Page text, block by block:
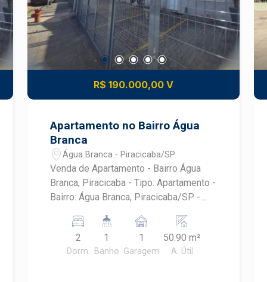
R$ 190.000,00 V
Apartamento no Bairro Água
Branca
Água Branca - Piracicaba/SP
Venda de Apartamento - Bairro Água
Branca, Piracicaba - Tipo: Apartamento -
Bairro: Água Branca, Piracicaba/SP -
Área Útil: 50,90 m²
2
Dorm.
1
Banho
1
Garagem
50.90 m²
A. Útil